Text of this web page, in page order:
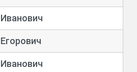
Иванович
Егорович
Иванович